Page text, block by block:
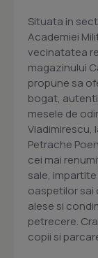
Situata in
Academiei
vecinatatea
magazinului
propune sa
bogat,
mesele de
Vladimirescu,
Petrache
cei mai
sale,
oaspetilor sai
alese si
petrecere.
copii si